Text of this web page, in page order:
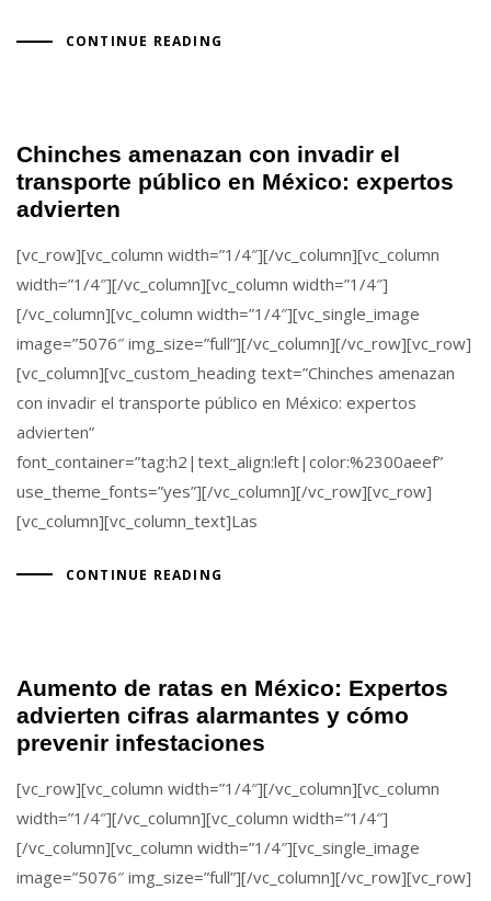
CONTINUE READING
Chinches amenazan con invadir el
transporte público en México: expertos
advierten
[vc_row][vc_column width=”1/4″][/vc_column][vc_column
width=”1/4″][/vc_column][vc_column width=”1/4″]
[/vc_column][vc_column width=”1/4″][vc_single_image
image=”5076″ img_size=”full”][/vc_column][/vc_row][vc_row]
[vc_column][vc_custom_heading text=”Chinches amenazan
con invadir el transporte público en México: expertos
advierten”
font_container=”tag:h2|text_align:left|color:%2300aeef”
use_theme_fonts=”yes”][/vc_column][/vc_row][vc_row]
[vc_column][vc_column_text]Las
CONTINUE READING
Aumento de ratas en México: Expertos
advierten cifras alarmantes y cómo
prevenir infestaciones
[vc_row][vc_column width=”1/4″][/vc_column][vc_column
width=”1/4″][/vc_column][vc_column width=”1/4″]
[/vc_column][vc_column width=”1/4″][vc_single_image
image=”5076″ img_size=”full”][/vc_column][/vc_row][vc_row]